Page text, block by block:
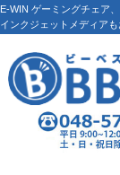
E-WIN ゲーミングチェア
インクジェットメディアも